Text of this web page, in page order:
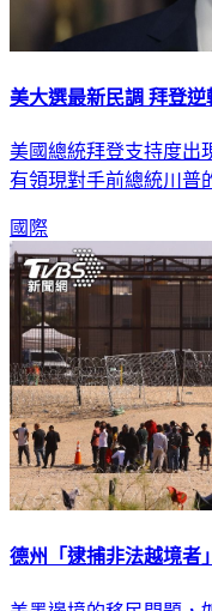
美大選最新民調 拜登
美國總統拜登支持度出
有領現對手前總統川普
國際
德州「逮捕非法越境